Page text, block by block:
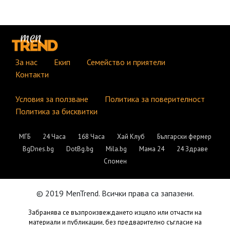
За нас Екип
Семейство и приятели
Контакти
Условия за ползване
Политика за поверителност
Политика за бисквитки
МГБ 24 Часа 168 Часа Хай Клуб
Български фермер
BgDnes.bg
DotBg.bg Mila.bg Мама 24
24 Здраве
Спомен
© 2019 MenTrend. Всички права са запазени.
Забранява се възпроизвеждането изцяло или отчасти на
материали и публикации, без предварително съгласие на